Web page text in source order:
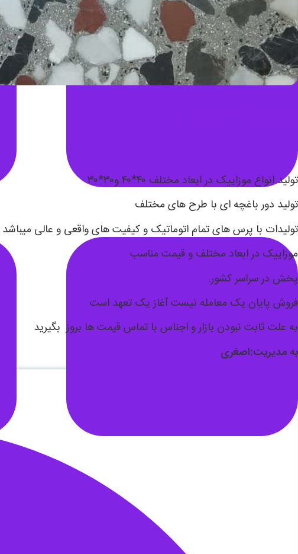
تولید انواع موزاییک در ابعاد مختلف ۴۰*۴۰ و۳۰*۳۰
تولید دور باغچه ای با طرح های مختلف
تولیدات با پرس های تمام اتوماتیک و کیفیت های واقعی و عالی میباشد
موزاییک در ابعاد مختلف و قیمت مناسب
پخش در سراسر کشور.
فروش پایان یک معامله نیست آغاز یک تعهد است
به علت ثابت نبودن بازار و اجناس با تماس قیمت ها بروز بگیرید
به مدیریت:اصغری